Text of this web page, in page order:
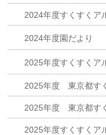
2024年度すくすくア
2024年度園だより
2025年度すくすくア
2025年度 東京都す
2025年度 東京都す
2025年度すくすくア